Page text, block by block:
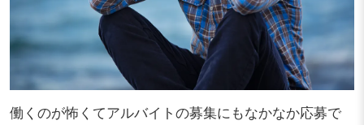
働くのが怖くてアルバイトの募集にもなかなか応募で